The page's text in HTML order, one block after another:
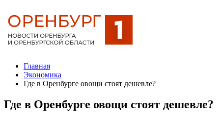
Главная
Экономика
Где в Оренбурге овощи стоят дешевле?
Где в Оренбурге овощи стоят дешевле?